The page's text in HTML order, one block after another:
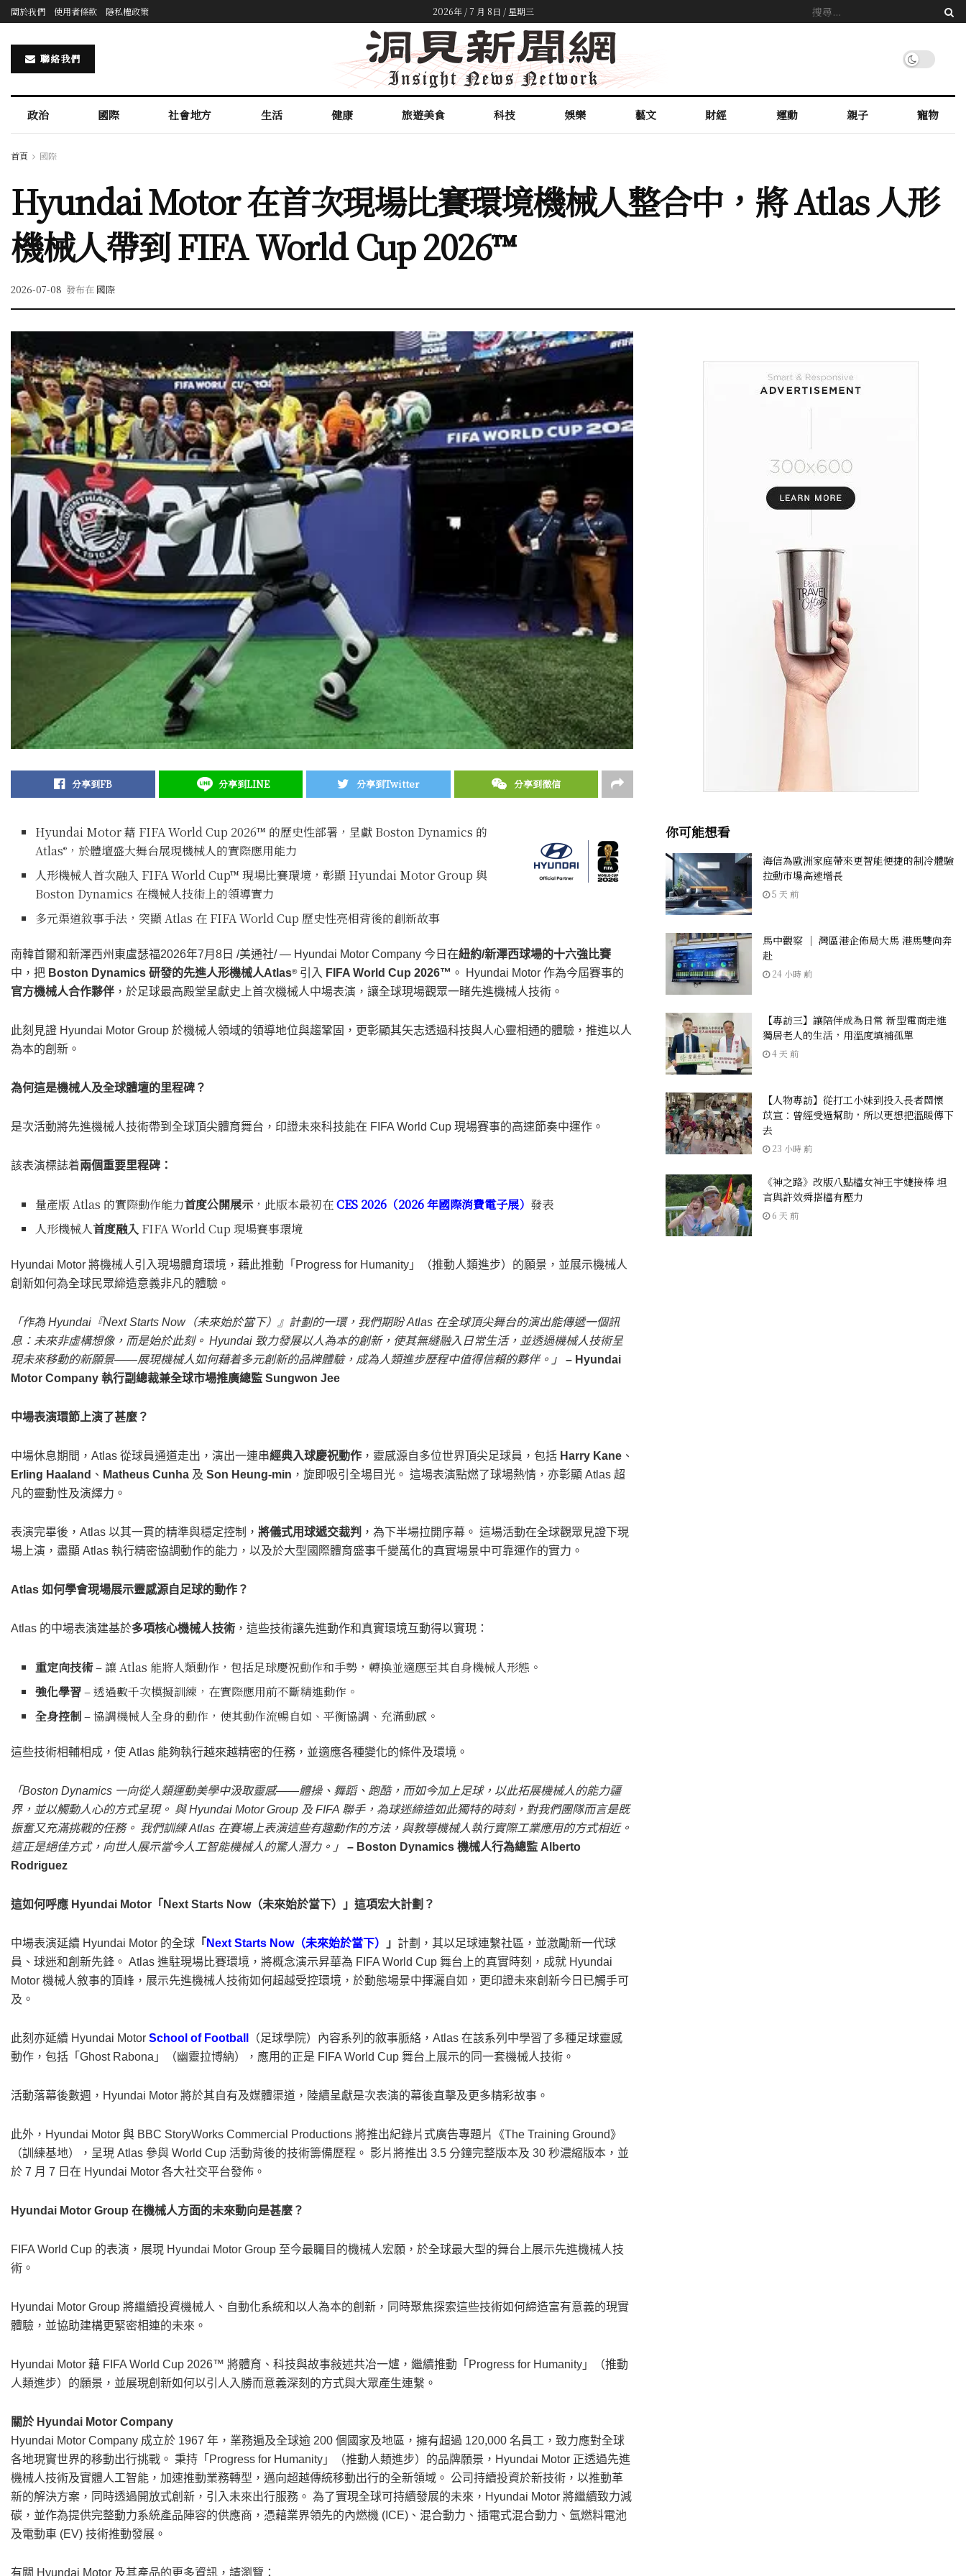
關於我們 使用者條款 隱私權政策 2026年 / 7 月 8日 / 星期三
聯絡我們
政治 國際 社會地方 生活 健康 旅遊美食 科技 娛樂 藝文 財經 運動 親子 寵物
首頁 國際
Hyundai Motor 在首次現場比賽環境機械人整合中，將 Atlas 人形
機械人帶到 FIFA World Cup 2026™
2026-07-08 發布在 國際
分享到FB 分享到LINE 分享到Twitter 分享到微信
Hyundai Motor 藉 FIFA World Cup 2026™ 的歷史性部署，呈獻 Boston Dynamics 的
Atlas® ，於體壇盛大舞台展現機械人的實際應用能力
人形機械人首次融入 FIFA World Cup™ 現場比賽環境，彰顯 Hyundai Motor Group 與
Boston Dynamics 在機械人技術上的領導實力
多元渠道敘事手法，突顯 Atlas 在 FIFA World Cup 歷史性亮相背後的創新故事
南韓首爾和新澤西州東盧瑟福2026年7月8日 /美通社/ — Hyundai Motor Company 今日在紐約/新澤西球場的十六強比賽
中，把 Boston Dynamics 研發的先進人形機械人Atlas®引入 FIFA World Cup 2026™ 。 Hyundai Motor 作為今屆賽事的
官方機械人合作夥伴 ，於足球最高殿堂呈獻史上首次機械人中場表演，讓全球現場觀眾一睹先進機械人技術。
此刻見證 Hyundai Motor Group 於機械人領域的領導地位與趨鞏固，更彰顯其矢志透過科技與人心靈相通的體驗，推進以人
為本的創新。
為何這是機械人及全球體壇的里程碑？
是次活動將先進機械人技術帶到全球頂尖體育舞台，印證未來科技能在 FIFA World Cup 現場賽事的高速節奏中運作。
該表演標誌着兩個重要里程碑：
量產版 Atlas 的實際動作能力首度公開展示，此版本最初在CES 2026（2026 年國際消費電子展） 發表
人形機械人首度融入 FIFA World Cup 現場賽事環境
Hyundai Motor 將機械人引入現場體育環境，藉此推動「Progress for Humanity」（推動人類進步）的願景，並展示機械人
創新如何為全球民眾締造意義非凡的體驗。
「作為 Hyundai『Next Starts Now（未來始於當下）』計劃的一環，我們期盼 Atlas 在全球頂尖舞台的演出能傳遞一個訊
息：未來非虛構想像，而是始於此刻。 Hyundai 致力發展以人為本的創新，使其無縫融入日常生活，並透過機械人技術呈
現未來移動的新願景——展現機械人如何藉着多元創新的品牌體驗，成為人類進步歷程中值得信賴的夥伴。」
– Hyundai
Motor Company 執行副總裁兼全球市場推廣總監 Sungwon Jee
中場表演環節上演了甚麼？
中場休息期間，Atlas 從球員通道走出，演出一連串經典入球慶祝動作 ，靈感源自多位世界頂尖足球員，包括 Harry Kane 、
Erling Haaland 、 Matheus Cunha 及 Son Heung-min ，旋即吸引全場目光。 這場表演點燃了球場熱情，亦彰顯 Atlas 超
凡的靈動性及演繹力。
表演完畢後，Atlas 以其一貫的精準與穩定控制， 將儀式用球遞交裁判 ，為下半場拉開序幕。 這場活動在全球觀眾見證下現
場上演，盡顯 Atlas 執行精密協調動作的能力，以及於大型國際體育盛事千變萬化的真實場景中可靠運作的實力。
Atlas 如何學會現場展示靈感源自足球的動作？
Atlas 的中場表演建基於多項核心機械人技術 ，這些技術讓先進動作和真實環境互動得以實現：
重定向技術– 讓 Atlas 能將人類動作，包括足球慶祝動作和手勢，轉換並適應至其自身機械人形態。
強化學習– 透過數千次模擬訓練，在實際應用前不斷精進動作。
全身控制– 協調機械人全身的動作，使其動作流暢自如、平衡協調、充滿動感。
這些技術相輔相成，使 Atlas 能夠執行越來越精密的任務，並適應各種變化的條件及環境。
「Boston Dynamics 一向從人類運動美學中汲取靈感——體操、舞蹈、跑酷，而如今加上足球，以此拓展機械人的能力疆
界，並以觸動人心的方式呈現。 與 Hyundai Motor Group 及 FIFA 聯手，為球迷締造如此獨特的時刻，對我們團隊而言是既
振奮又充滿挑戰的任務。 我們訓練 Atlas 在賽場上表演這些有趣動作的方法，與教導機械人執行實際工業應用的方式相近。
這正是絕佳方式，向世人展示當今人工智能機械人的驚人潛力。」
– Boston Dynamics 機械人行為總監 Alberto
Rodriguez
這如何呼應 Hyundai Motor「Next Starts Now（未來始於當下）」這項宏大計劃？
中場表演延續 Hyundai Motor 的全球 「 Next Starts Now（未來始於當下） 」 計劃，其以足球連繫社區，並激勵新一代球
員、球迷和創新先鋒。 Atlas 進駐現場比賽環境，將概念演示昇華為 FIFA World Cup 舞台上的真實時刻，成就 Hyundai
Motor 機械人敘事的頂峰，展示先進機械人技術如何超越受控環境，於動態場景中揮灑自如，更印證未來創新今日已觸手可
及。
此刻亦延續 Hyundai Motor School of Football
（足球學院）內容系列的敘事脈絡，Atlas 在該系列中學習了多種足球靈感
動作，包括「Ghost Rabona」（幽靈拉博納），應用的正是 FIFA World Cup 舞台上展示的同一套機械人技術。
活動落幕後數週，Hyundai Motor 將於其自有及媒體渠道，陸續呈獻是次表演的幕後直擊及更多精彩故事。
此外，Hyundai Motor 與 BBC StoryWorks Commercial Productions 將推出紀錄片式廣告專題片《The Training Ground》
（訓練基地），呈現 Atlas 參與 World Cup 活動背後的技術籌備歷程。 影片將推出 3.5 分鐘完整版本及 30 秒濃縮版本，並
於 7 月 7 日在 Hyundai Motor 各大社交平台發佈。
Hyundai Motor Group 在機械人方面的未來動向是甚麼？
FIFA World Cup 的表演，展現 Hyundai Motor Group 至今最矚目的機械人宏願，於全球最大型的舞台上展示先進機械人技
術。
Hyundai Motor Group 將繼續投資機械人、自動化系統和以人為本的創新，同時聚焦探索這些技術如何締造富有意義的現實
體驗，並協助建構更緊密相連的未來。
Hyundai Motor 藉 FIFA World Cup 2026™ 將體育、科技與故事敍述共冶一爐，繼續推動「Progress for Humanity」（推動
人類進步）的願景，並展現創新如何以引人入勝而意義深刻的方式與大眾產生連繫。
關於 Hyundai Motor Company
Hyundai Motor Company 成立於 1967 年，業務遍及全球逾 200 個國家及地區，擁有超過 120,000 名員工，致力應對全球
各地現實世界的移動出行挑戰。 秉持「Progress for Humanity」（推動人類進步）的品牌願景，Hyundai Motor 正透過先進
機械人技術及實體人工智能，加速推動業務轉型，邁向超越傳統移動出行的全新領域。 公司持續投資於新技術，以推動革
新的解決方案，同時透過開放式創新，引入未來出行服務。 為了實現全球可持續發展的未來，Hyundai Motor 將繼續致力減
碳，並作為提供完整動力系統產品陣容的供應商，憑藉業界領先的內燃機 (ICE)、混合動力、插電式混合動力、氫燃料電池
及電動車 (EV) 技術推動發展。
有關 Hyundai Motor 及其產品的更多資訊，請瀏覽：
你可能想看
海信為歐洲家庭帶來更智能便捷的制冷體驗
拉動市場高速增長
5 天 前
馬中觀察 ｜ 灣區港企佈局大馬 港馬雙向奔
赴
24 小時 前
【專訪三】讓陪伴成為日常 新型電商走進
獨居老人的生活，用溫度填補孤單
4 天 前
【人物專訪】從打工小妹到投入長者關懷
苡宣：曾經受過幫助，所以更想把溫暖傳下
去
23 小時 前
《神之路》改版八點檔女神王宇婕接棒 坦
言與許效舜搭檔有壓力
6 天 前